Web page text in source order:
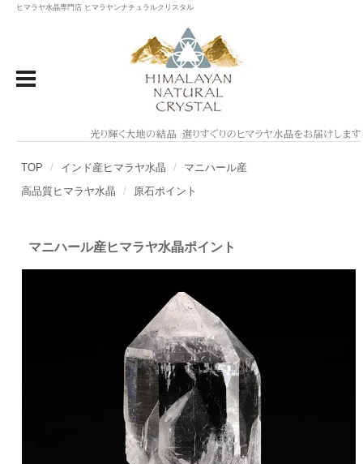
ヒマラヤ水晶専門店 ヒマラヤンナチュラルクリスタル
TOP インド産ヒマラヤ水晶
マニハール産
高品質ヒマラヤ水晶
原石ポイント
マニハール産ヒマラヤ水晶ポイント